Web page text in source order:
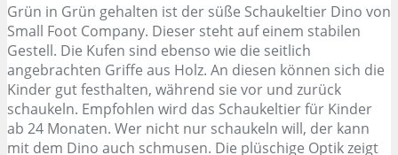
Grün in Grün gehalten ist der süße Schaukeltier Dino von
Small Foot Company. Dieser steht auf einem stabilen
Gestell. Die Kufen sind ebenso wie die seitlich
angebrachten Griffe aus Holz. An diesen können sich die
Kinder gut festhalten, während sie vor und zurück
schaukeln. Empfohlen wird das Schaukeltier für Kinder
ab 24 Monaten. Wer nicht nur schaukeln will, der kann
mit dem Dino auch schmusen. Die plüschige Optik zeigt